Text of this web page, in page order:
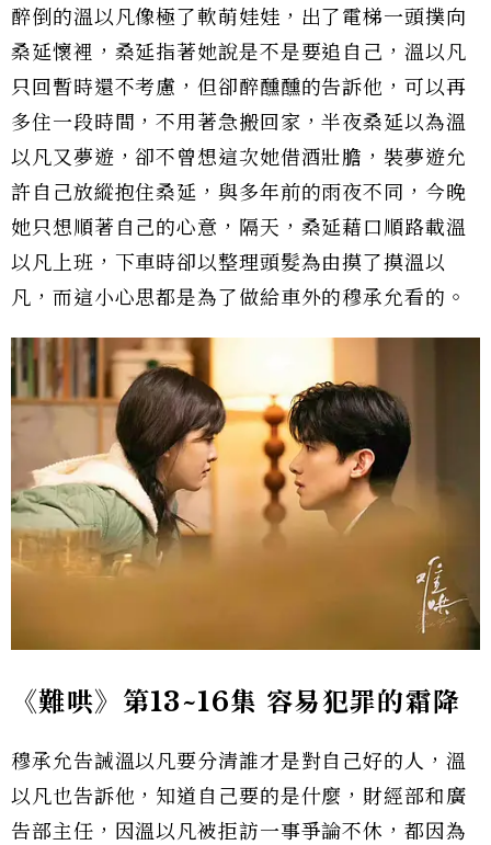
醉倒的溫以凡像極了軟萌娃娃，出了電梯一頭撲向
桑延懷裡，桑延指著她說是不是要追自己，溫以凡
只回暫時還不考慮，但卻醉醺醺的告訴他，可以再
多住一段時間，不用著急搬回家，半夜桑延以為溫
以凡又夢遊，卻不曾想這次她借酒壯膽，裝夢遊允
許自己放縱抱住桑延，與多年前的雨夜不同，今晚
她只想順著自己的心意，隔天，桑延藉口順路載溫
以凡上班，下車時卻以整理頭髮為由摸了摸溫以
凡，而這小心思都是為了做給車外的穆承允看的。
《難哄》第13~16集 容易犯罪的霜降
穆承允告誡溫以凡要分清誰才是對自己好的人，溫
以凡也告訴他，知道自己要的是什麼，財經部和廣
告部主任，因溫以凡被拒訪一事爭論不休，都因為